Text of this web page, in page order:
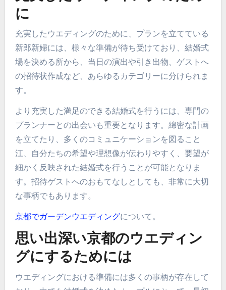
に
充実したウエディングのために、プランを立てている
新郎新婦には、様々な準備が待ち受けており、結婚式
場を決める所から、当日の演出や引き出物、ゲストへ
の招待状作成など、あらゆるカテゴリーに分けられま
す。
より充実した満足のできる結婚式を行うには、専門の
プランナーとの出会いも重要となります。綿密な計画
を立てたり、多くのコミュニケーションを図ること
江、自分たちの希望や理想像が伝わりやすく、要望が
細かく反映された結婚式を行うことが可能となりま
す。招待ゲストへのおもてなしとしても、非常に大切
な事柄でもあります。
京都でガーデンウエディングについて。
思い出深い京都のウエディン
グにするためには
ウエディングにおける準備には多くの事柄が存在して